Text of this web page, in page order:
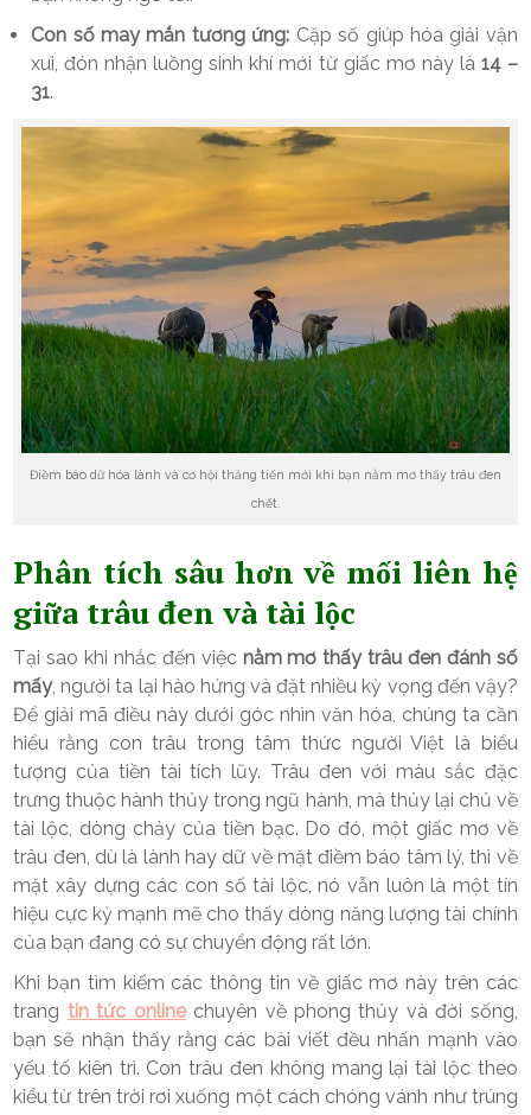
Con số may mắn tương ứng: Cặp số giúp hóa giải vận
xui, đón nhận luồng sinh khí mới từ giấc mơ này là 14 –
31.
Điềm báo dữ hóa lành và cơ hội thăng tiến mới khi bạn nằm mơ thấy trâu đen
chết.
Phân tích sâu hơn về mối liên hệ
giữa trâu đen và tài lộc
Tại sao khi nhắc đến việc nằm mơ thấy trâu đen đánh số
mấy, người ta lại hào hứng và đặt nhiều kỳ vọng đến vậy?
Để giải mã điều này dưới góc nhìn văn hóa, chúng ta cần
hiểu rằng con trâu trong tâm thức người Việt là biểu
tượng của tiền tài tích lũy. Trâu đen với màu sắc đặc
trưng thuộc hành thủy trong ngũ hành, mà thủy lại chủ về
tài lộc, dòng chảy của tiền bạc. Do đó, một giấc mơ về
trâu đen, dù là lành hay dữ về mặt điềm báo tâm lý, thì về
mặt xây dựng các con số tài lộc, nó vẫn luôn là một tín
hiệu cực kỳ mạnh mẽ cho thấy dòng năng lượng tài chính
của bạn đang có sự chuyển động rất lớn.
Khi bạn tìm kiếm các thông tin về giấc mơ này trên các
trang tin tức onlinechuyên về phong thủy và đời sống,
bạn sẽ nhận thấy rằng các bài viết đều nhấn mạnh vào
yếu tố kiên trì. Con trâu đen không mang lại tài lộc theo
kiểu từ trên trời rơi xuống một cách chóng vánh như trúng